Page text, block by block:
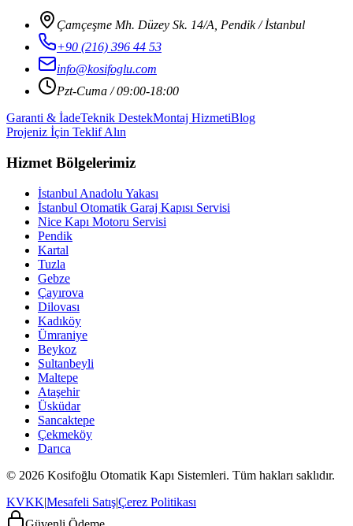
Çamçeşme Mh. Düzey Sk. 14/A, Pendik / İstanbul
+90 (216) 396 44 53
info@kosifoglu.com
Pzt-Cuma / 09:00-18:00
Garanti & İadeTeknik DestekMontaj HizmetiBlog
Projeniz İçin Teklif Alın
Hizmet Bölgelerimiz
İstanbul Anadolu Yakası
İstanbul Otomatik Garaj Kapısı Servisi
Nice Kapı Motoru Servisi
Pendik
Kartal
Tuzla
Gebze
Çayırova
Dilovası
Kadıköy
Ümraniye
Beykoz
Sultanbeyli
Maltepe
Ataşehir
Üsküdar
Sancaktepe
Çekmeköy
Darıca
© 2026 Kosifoğlu Otomatik Kapı Sistemleri. Tüm hakları saklıdır.
KVKK|Mesafeli Satış|Çerez Politikası